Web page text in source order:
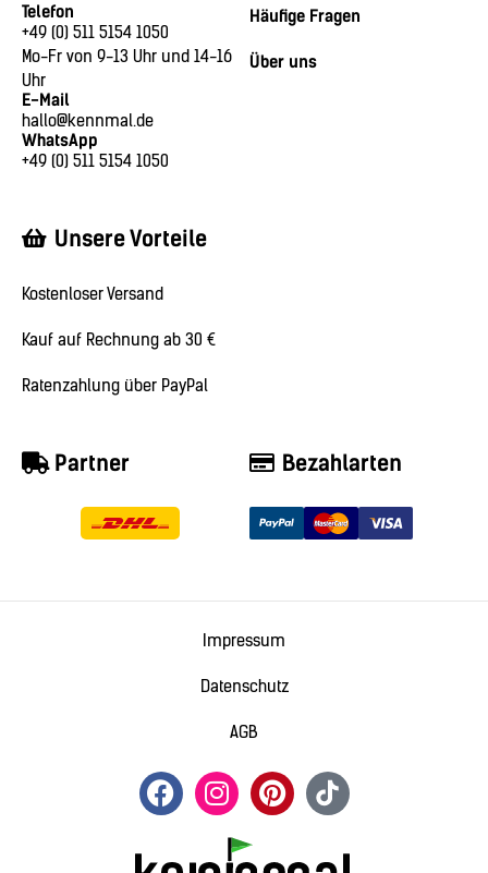
Unsere Vorteile
Bezahlarten
Partner
Telefon
+49 (0) 511 5154 1050
Mo-Fr von 9-13 Uhr und 14-16
Uhr
E-Mail
hallo@kennmal.de
WhatsApp
+49 (0) 511 5154 1050
Häufige Fragen
Über uns
Kostenloser Versand
Kauf auf Rechnung ab 30 €
Ratenzahlung über PayPal
Impressum
Datenschutz
AGB